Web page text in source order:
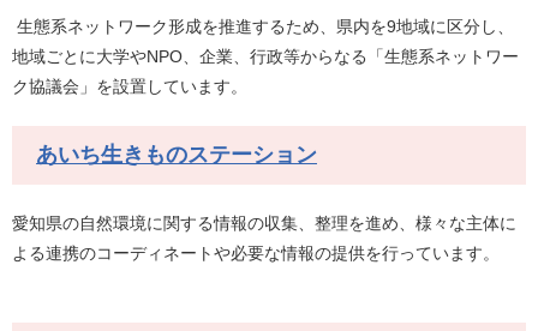
生態系ネットワーク形成を推進するため、県内を9地域に区分し、
地域ごとに大学やNPO、企業、行政等からなる「生態系ネットワー
ク協議会」を設置しています。
あいち生きものステーション
愛知県の自然環境に関する情報の収集、整理を進め、様々な主体に
よる連携のコーディネートや必要な情報の提供を行っています。